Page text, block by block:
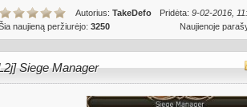
Autorius: TakeDefo Pridėta: 9-02-2016,
naujieną peržiurėjo: 3250 Naujienoje
Siege Manager